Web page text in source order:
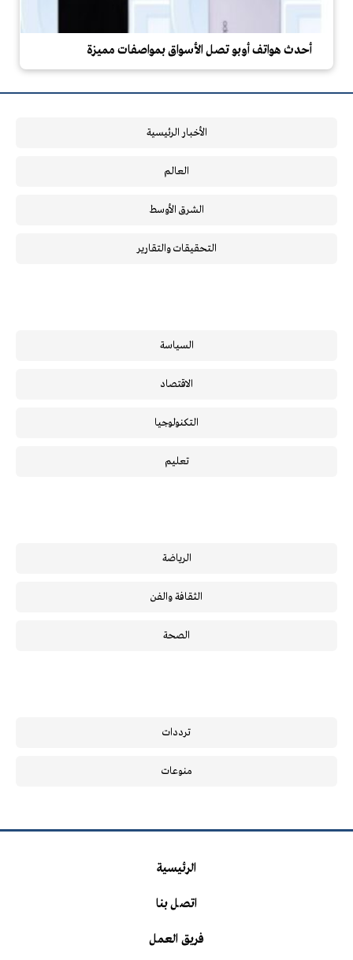
أحدث هواتف أوبو تصل الأسواق بمواصفات مميزة
الأخبار الرئيسية
العالم
الشرق الأوسط
التحقيقات والتقارير
السياسة
الاقتصاد
التكنولوجيا
تعليم
الرياضة
الثقافة والفن
الصحة
ترددات
منوعات
الرئيسية
اتصل بنا
فريق العمل